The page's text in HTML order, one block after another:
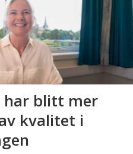
har blitt mer
kvalitet i